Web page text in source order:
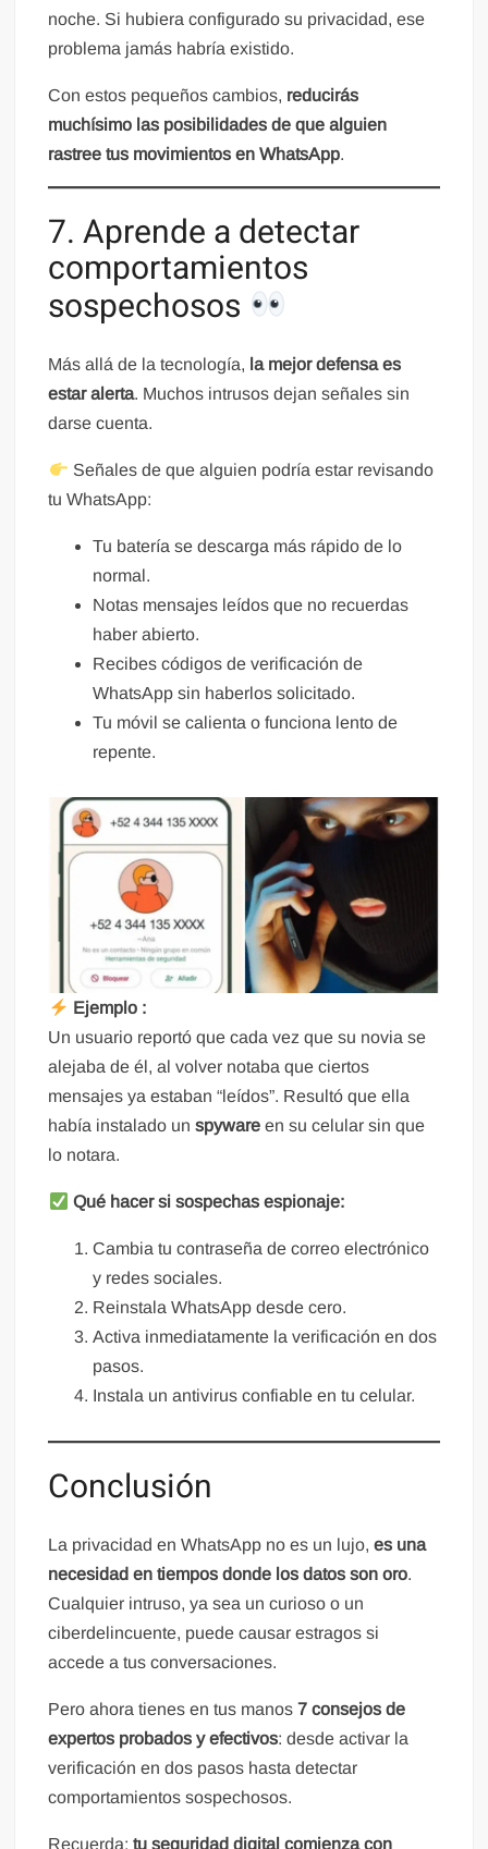
noche. Si hubiera configurado su privacidad, ese
problema jamás habría existido.
Con estos pequeños cambios, reducirás
muchísimo las posibilidades de que alguien
rastree tus movimientos en WhatsApp.
7. Aprende a detectar
comportamientos
sospechosos
Más allá de la tecnología, la mejor defensa es
estar alerta. Muchos intrusos dejan señales sin
darse cuenta.
Señales de que alguien podría estar revisando
tu WhatsApp:
Tu batería se descarga más rápido de lo
normal.
Notas mensajes leídos que no recuerdas
haber abierto.
Recibes códigos de verificación de
WhatsApp sin haberlos solicitado.
Tu móvil se calienta o funciona lento de
repente.
Ejemplo :
Un usuario reportó que cada vez que su novia se
alejaba de él, al volver notaba que ciertos
mensajes ya estaban “leídos”. Resultó que ella
había instalado unspyware en su celular sin que
lo notara.
Qué hacer si sospechas espionaje:
Cambia tu contraseña de correo electrónico
y redes sociales.
Reinstala WhatsApp desde cero.
Activa inmediatamente la verificación en dos
pasos.
Instala un antivirus confiable en tu celular.
Conclusión
La privacidad en WhatsApp no es un lujo,es una
necesidad en tiempos donde los datos son oro.
Cualquier intruso, ya sea un curioso o un
ciberdelincuente, puede causar estragos si
accede a tus conversaciones.
Pero ahora tienes en tus manos7 consejos de
expertos probados y efectivos: desde activar la
verificación en dos pasos hasta detectar
comportamientos sospechosos.
Recuerda:tu seguridad digital comienza con